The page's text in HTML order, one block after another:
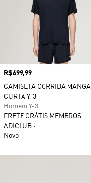
Preço
R$699,99
CAMISETA CORRIDA MANGA
CURTA Y-3
Homem Y-3
FRETE GRÁTIS MEMBROS
ADICLUB
Novo